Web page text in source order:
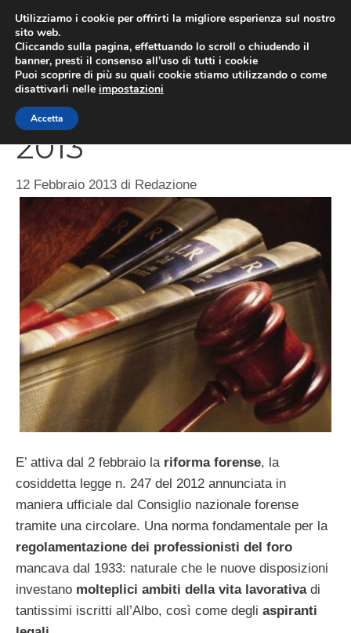
contenuto
Riforma forense
2013
12 Febbraio 2013 di Redazione
E’ attiva dal 2 febbraio la riforma forense, la
cosiddetta legge n. 247 del 2012 annunciata in
maniera ufficiale dal Consiglio nazionale forense
tramite una circolare. Una norma fondamentale per la
regolamentazione dei professionisti del foro
mancava dal 1933: naturale che le nuove disposizioni
investano molteplici ambiti della vita lavorativadi
tantissimi iscritti all’Albo, così come degli aspiranti
Utilizziamo i cookie per offrirti la migliore esperienza sul nostro
sito web.
Cliccando sulla pagina, effettuando lo scroll o chiudendo il
banner, presti il consenso all’uso di tutti i cookie
Puoi scoprire di più su quali cookie stiamo utilizzando o come
disattivarli nelle impostazioni
Accetta